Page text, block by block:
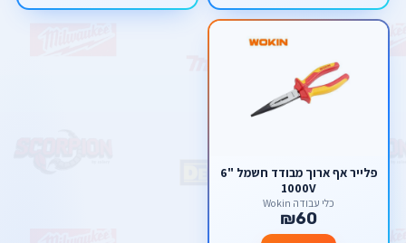
פלייר אף ארוך מבודד חשמל "6
1000V
כלי עבודה Wokin
₪60